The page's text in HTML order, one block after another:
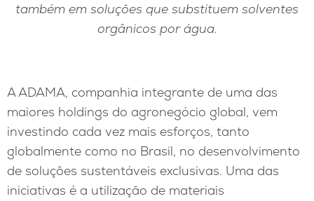
também em soluções que substituem solventes
orgânicos por água.
A ADAMA, companhia integrante de uma das
maiores holdings do agronegócio global, vem
investindo cada vez mais esforços, tanto
globalmente como no Brasil, no desenvolvimento
de soluções sustentáveis exclusivas. Uma das
iniciativas é a utilização de materiais